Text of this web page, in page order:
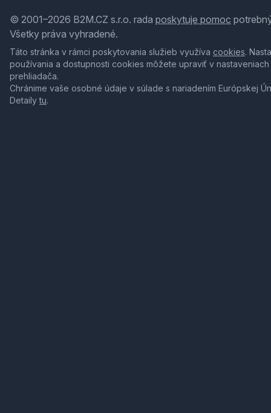
© 2001–2026 B2M.CZ s.r.o. rada poskytuje pomoc
Všetky práva vyhradené.
Táto stránka v rámci poskytovania služieb využíva cookies.
používania a dostupnosti cookies môžete upraviť v nastaveniach
prehliadača.
Chránime vaše osobné údaje v súlade s nariadením Európskej
Detailytu.